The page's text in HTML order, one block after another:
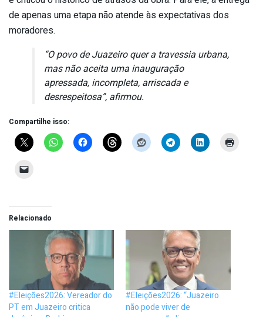
de apenas uma etapa não atende às expectativas dos
moradores.
“O povo de Juazeiro quer a travessia urbana,
mas não aceita uma inauguração
apressada, incompleta, arriscada e
desrespeitosa”, afirmou.
Compartilhe isso:
Relacionado
#Eleições2026: Vereador do
PT em Juazeiro critica
#Eleições2026: “Juazeiro
não pode viver de